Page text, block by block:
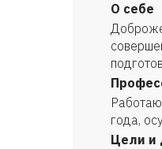
О себе
года,
Цели и